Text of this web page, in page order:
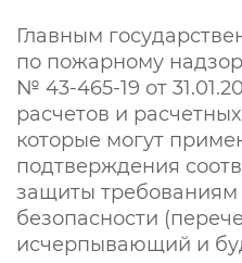
Главным
по пожарному
№ 43-465-19 от
расчетов и
которые могут
подтверждения
защиты
безопасности
исчерпывающий и